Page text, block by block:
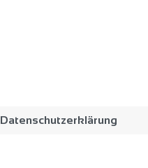
Datenschutzerklärung